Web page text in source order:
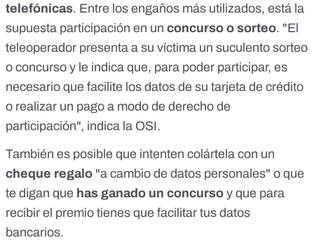
telefónicas. Entre los engaños más utilizados, está la
supuesta participación en un concurso o sorteo. "El
teleoperador presenta a su víctima un suculento sorteo
o concurso y le indica que, para poder participar, es
necesario que facilite los datos de su tarjeta de crédito
o realizar un pago a modo de derecho de
participación", indica la OSI.
También es posible que intenten colártela con un
cheque regalo "a cambio de datos personales" o que
te digan que has ganado un concurso y que para
recibir el premio tienes que facilitar tus datos
bancarios.